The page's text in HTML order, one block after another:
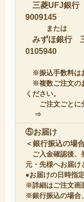
三菱UFJ銀
9009145
または
みずほ銀行
0105940
※振込手数料は
※複数ご注文の
ください。
ご注文ごとに分
⇒
⑤お届け
＜銀行振込の場
ご入金確認後、
元・先様へお届け
●お届けの日時指
※詳細はご注文画
※銀行振込の場合